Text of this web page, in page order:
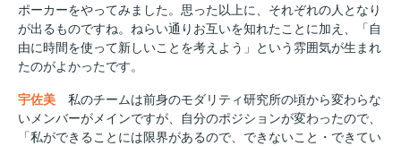
ポーカーをやってみました。思った以上に、それぞれの人となり
が出るものですね。ねらい通りお互いを知れたことに加え、「自
由に時間を使って新しいことを考えよう」という雰囲気が生まれ
たのがよかったです。
宇佐美 私のチームは前身のモダリティ研究所の頃から変わらな
いメンバーがメインですが、自分のポジションが変わったので、
「私ができることには限界があるので、できないこと・できてい